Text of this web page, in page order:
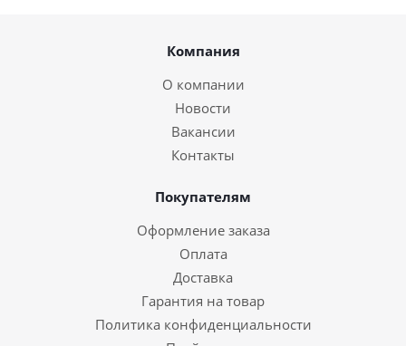
Компания
О компании
Новости
Вакансии
Контакты
Покупателям
Оформление заказа
Оплата
Доставка
Гарантия на товар
Политика конфиденциальности